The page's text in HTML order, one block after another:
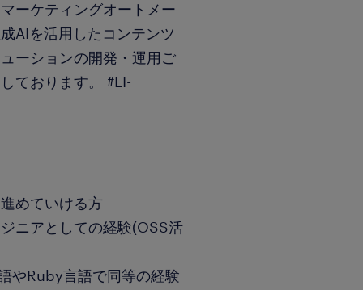
ーケティングオートメー
AIを活用したコンテンツ
ーションの開発・運用ご
ております。 #LI-
めていける方
ニアとしての経験(OSS活
やRuby言語で同等の経験